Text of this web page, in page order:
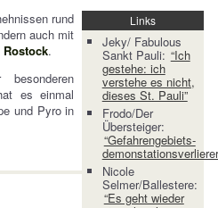
Links
Jeky/ Fabulous
Sankt Pauli: “Ich
gestehe: ich
verstehe es nicht,
dieses St. Pauli”
Frodo/Der
Übersteiger:
“Gefahrengebiets-
Nicole
Selmer/Ballestere:
“Es geht wieder
rund
auch mit
Rostock.
es einmal
und Pyro in